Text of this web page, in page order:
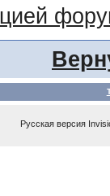
Русская версия